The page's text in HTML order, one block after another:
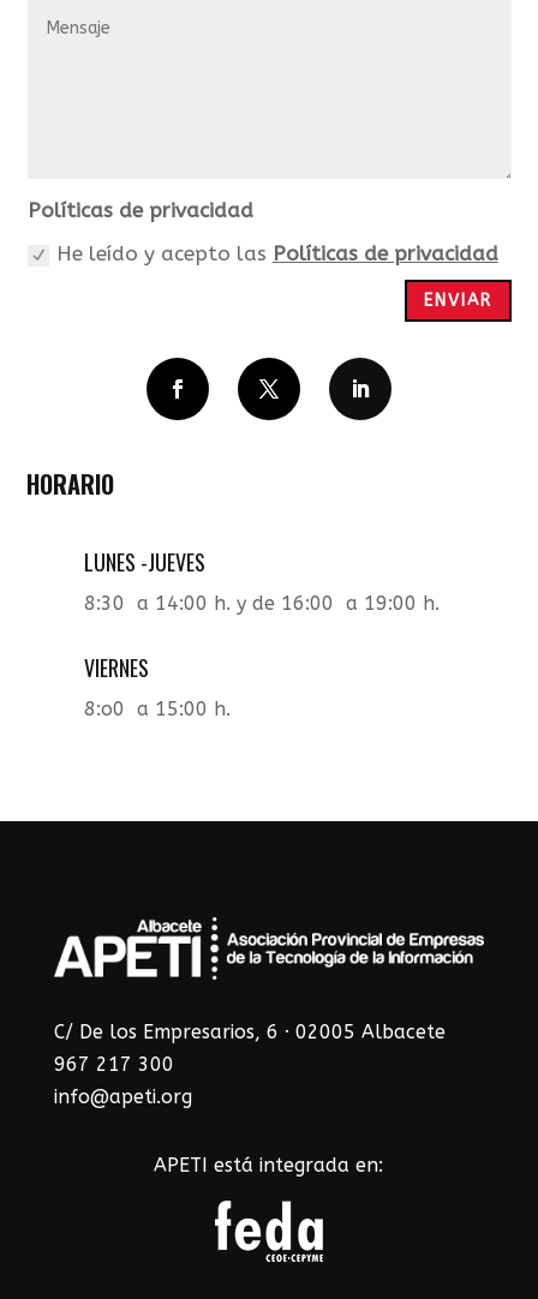
Políticas
privacidad
Políticas de privacidad
He leído y acepto las Políticas de privacidad
ENVIAR
Seguir Seguir Seguir
HORARIO
LUNES -JUEVES
8:30 a 14:00 h. y de 16:00 a 19:00 h.
VIERNES
8:o0 a 15:00 h.
C/ De los Empresarios, 6 · 02005 Albacete
967 217 300
info@apeti.org
APETI está integrada en: